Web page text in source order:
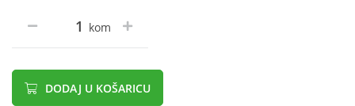
kom
DODAJ U KOŠARICU